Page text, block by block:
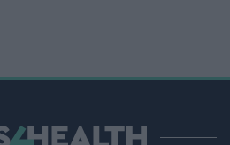
Καστοριά κατά της διασποράς